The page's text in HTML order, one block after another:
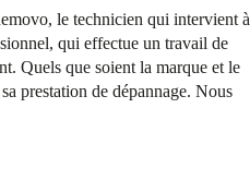
le technicien qui intervient à
qui effectue un travail de
Quels que soient la marque et le
prestation de dépannage. Nous